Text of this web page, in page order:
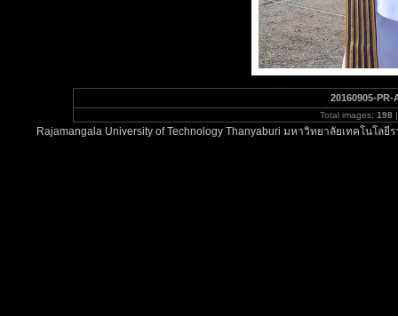
20160905-PR-
Total images: 198
Rajamangala University of Technology Thanyaburi มหาวิทยาลัยเทคโนโ